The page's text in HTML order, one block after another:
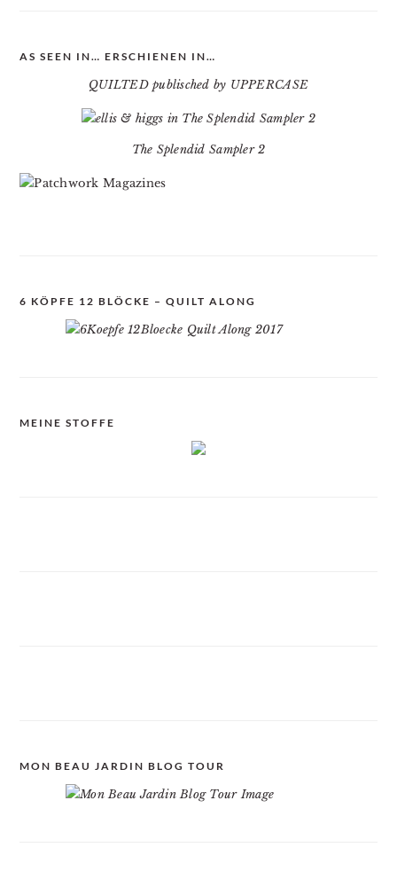
AS SEEN IN… ERSCHIENEN IN…
QUILTED publisched by UPPERCASE
The Splendid Sampler 2
6 KÖPFE 12 BLÖCKE – QUILT ALONG
MEINE STOFFE
MON BEAU JARDIN BLOG TOUR